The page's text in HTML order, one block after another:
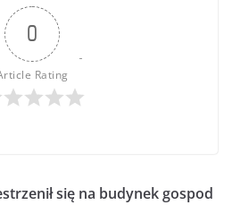
0
Rating
się na budynek gospod